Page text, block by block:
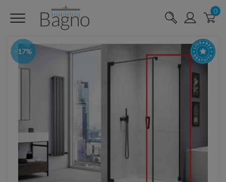
0
-17%